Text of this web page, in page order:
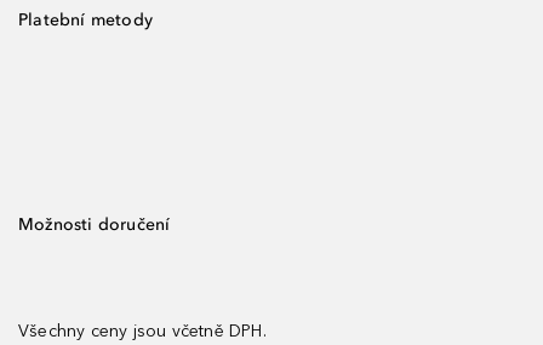
Platební metody
Možnosti doručení
Všechny ceny jsou včetně DPH.